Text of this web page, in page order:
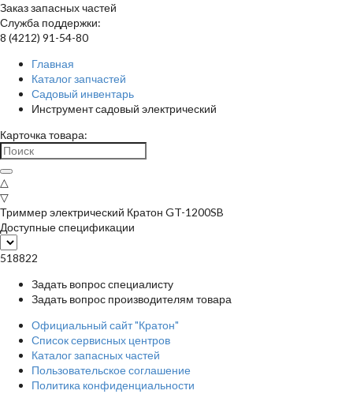
Заказ запасных частей
Служба поддержки:
8 (4212) 91-54-80
Главная
Каталог запчастей
Садовый инвентарь
Инструмент садовый электрический
Карточка товара:
△
▽
Триммер электрический Кратон GT-1200SB
Доступные спецификации
518822
Задать вопрос специалисту
Задать вопрос производителям товара
Официальный сайт "Кратон"
Список сервисных центров
Каталог запасных частей
Пользовательское соглашение
Политика конфиденциальности